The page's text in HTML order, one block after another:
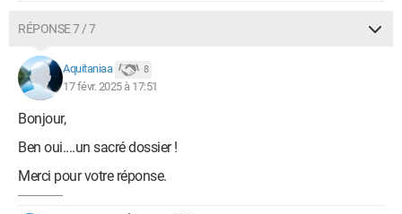
RÉPONSE 7 / 7
Aquitaniaa 8
17 févr. 2025 à 17:51
Bonjour,
Ben oui....un sacré dossier !
Merci pour votre réponse.